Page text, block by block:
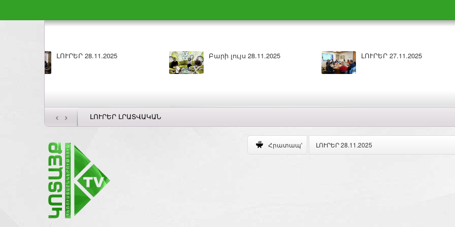
Բարի լույս 27.11.2025 ԼՈՒՐԵՐ 26.11.2025 Բարի լույս 26.11.2025
‹ › ԼՈՒՐԵՐ ԼՐԱՏՎԱԿԱՆ
Հրատապ' ԼՈՒՐԵՐ 28.11.2025